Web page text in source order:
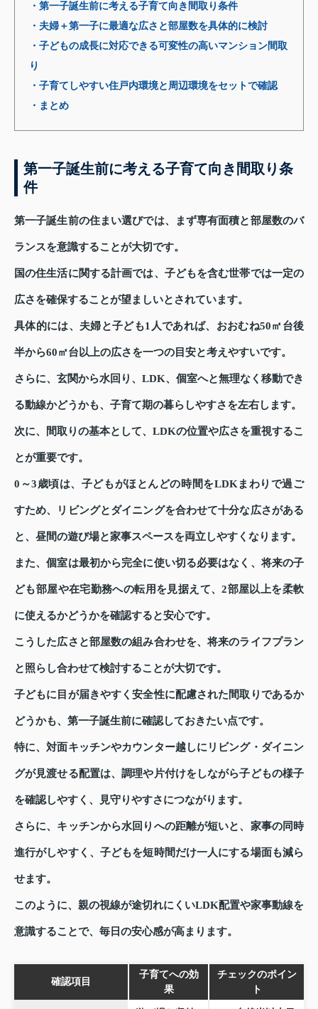
・第一子誕生前に考える子育て向き間取り条件
・夫婦＋第一子に最適な広さと部屋数を具体的に検討
・子どもの成長に対応できる可変性の高いマンション間取
り
・子育てしやすい住戸内環境と周辺環境をセットで確認
・まとめ
第一子誕生前に考える子育て向き間取り条
件
第一子誕生前の住まい選びでは、まず専有面積と部屋数のバ
ランスを意識することが大切です。
国の住生活に関する計画では、子どもを含む世帯では一定の
広さを確保することが望ましいとされています。
具体的には、夫婦と子ども1人であれば、おおむね50㎡台後
半から60㎡台以上の広さを一つの目安と考えやすいです。
さらに、玄関から水回り、LDK、個室へと無理なく移動でき
る動線かどうかも、子育て期の暮らしやすさを左右します。
次に、間取りの基本として、LDKの位置や広さを重視するこ
とが重要です。
0～3歳頃は、子どもがほとんどの時間をLDKまわりで過ご
すため、リビングとダイニングを合わせて十分な広さがある
と、昼間の遊び場と家事スペースを両立しやすくなります。
また、個室は最初から完全に使い切る必要はなく、将来の子
ども部屋や在宅勤務への転用を見据えて、2部屋以上を柔軟
に使えるかどうかを確認すると安心です。
こうした広さと部屋数の組み合わせを、将来のライフプラン
と照らし合わせて検討することが大切です。
子どもに目が届きやすく安全性に配慮された間取りであるか
どうかも、第一子誕生前に確認しておきたい点です。
特に、対面キッチンやカウンター越しにリビング・ダイニン
グが見渡せる配置は、調理や片付けをしながら子どもの様子
を確認しやすく、見守りやすさにつながります。
さらに、キッチンから水回りへの距離が短いと、家事の同時
進行がしやすく、子どもを短時間だけ一人にする場面も減ら
せます。
このように、親の視線が途切れにくいLDK配置や家事動線を
意識することで、毎日の安心感が高まります。
確認項目
子育てへの効
果
チェックのポイン
ト